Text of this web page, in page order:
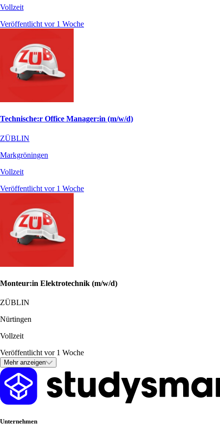
Vollzeit
Veröffentlicht vor 1 Woche
Technische:r Office Manager:in (m/w/d)
ZÜBLIN
Markgröningen
Vollzeit
Veröffentlicht vor 1 Woche
Monteur:in Elektrotechnik (m/w/d)
ZÜBLIN
Nürtingen
Vollzeit
Veröffentlicht vor 1 Woche
Mehr anzeigen
Unternehmen